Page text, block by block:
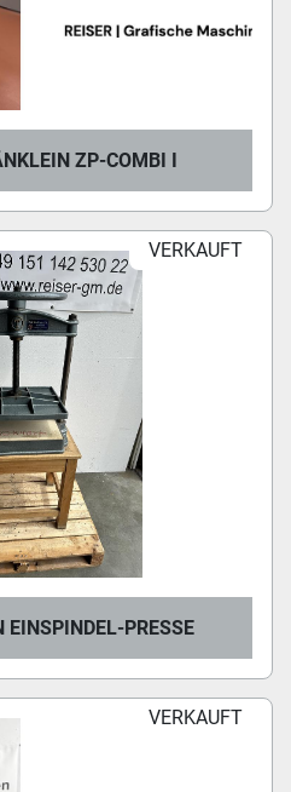
ZP-COMBI I
VERKAUFT
EINSPINDEL-PRESSE
VERKAUFT